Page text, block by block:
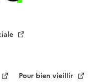
Pour bien vieillir